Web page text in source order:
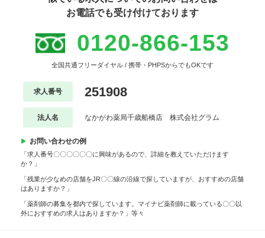
お電話でも受け付けております
0120-866-153
全国共通フリーダイヤル / 携帯・PHPSからでもOKです
求人番号 251908
法人名 なかがわ薬局千歳船橋店 株式会社グラム
お問い合わせの例
「求人番号〇〇〇〇〇〇に興味があるので、詳細を教えていただけます
か？」
「残業が少なめの店舗をJR〇〇線の沿線で探していますが、おすすめの店舗
はありますか？」
「薬剤師の募集を都内で探しています。マイナビ薬剤師に載っている〇〇以
外におすすめの求人はありますか？」等々